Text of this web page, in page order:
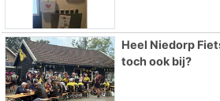
Heel Niedorp
toch ook bij?